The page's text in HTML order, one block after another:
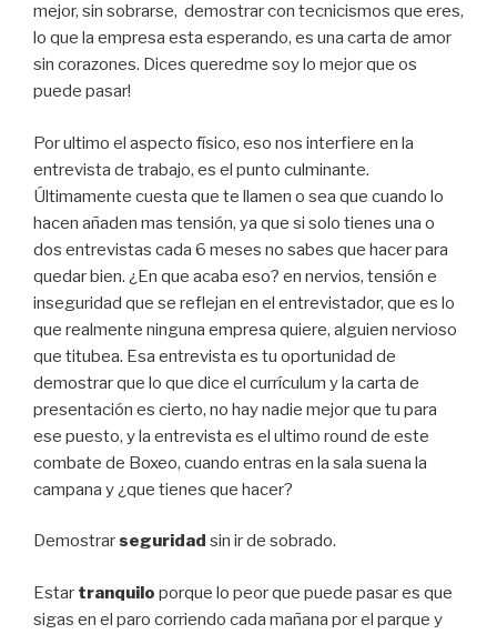
mejor, sin sobrarse, demostrar con tecnicismos que eres,
lo que la empresa esta esperando, es una carta de amor
sin corazones. Dices queredme soy lo mejor que os
puede pasar!
Por ultimo el aspecto físico, eso nos interfiere en la
entrevista de trabajo, es el punto culminante.
Últimamente cuesta que te llamen o sea que cuando lo
hacen añaden mas tensión, ya que si solo tienes una o
dos entrevistas cada 6 meses no sabes que hacer para
quedar bien. ¿En que acaba eso? en nervios, tensión e
inseguridad que se reflejan en el entrevistador, que es lo
que realmente ninguna empresa quiere, alguien nervioso
que titubea. Esa entrevista es tu oportunidad de
demostrar que lo que dice el currículum y la carta de
presentación es cierto, no hay nadie mejor que tu para
ese puesto, y la entrevista es el ultimo round de este
combate de Boxeo, cuando entras en la sala suena la
campana y ¿que tienes que hacer?
Demostrarseguridad sin ir de sobrado.
Estar tranquilo porque lo peor que puede pasar es que
sigas en el paro corriendo cada mañana por el parque y